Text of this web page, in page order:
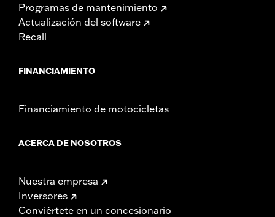
Programas de mantenimiento
Actualización del software
Recall
FINANCIAMIENTO
Financiamiento de motocicletas
ACERCA DE NOSOTROS
Nuestra empresa
Inversores
Conviértete en un concesionario